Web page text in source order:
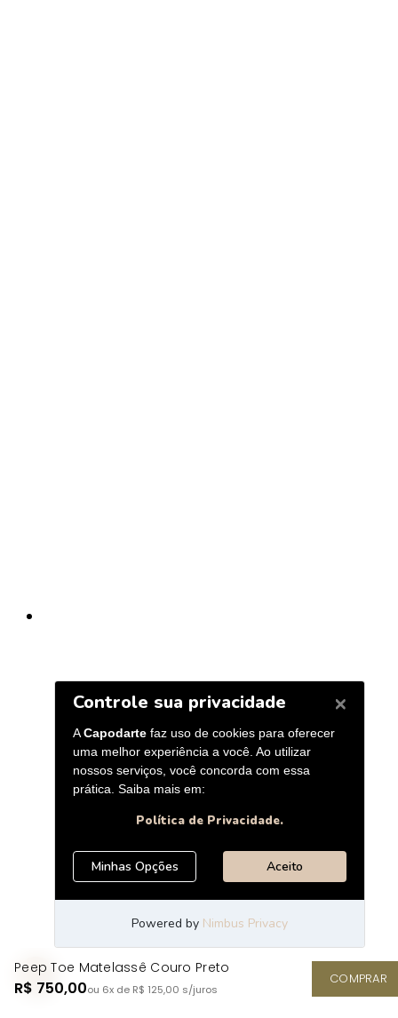
Peep Toe Matelassê Couro Preto
R$ 750,00ou 6x de R$ 125,00 s/juros
COMPRAR